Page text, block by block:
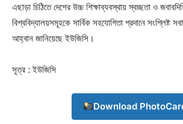
Champs21
এছাড়া চিঠিতে দেশের উচ্চ শিক্ষাব্যবস্থায় স্বচ্ছতা ও
বিশ্ববিদ্যালয়সমূহকে সার্বিক সহযোগিতা প্রদানে সংশ্লিষ্ট
আহ্বান জানিয়েছে ইউজিসি।
সূত্র : ইউজিসি
Download